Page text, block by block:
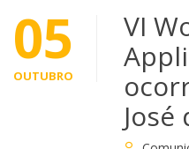
05
OUTUBRO
VI